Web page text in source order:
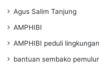
Agus Salim Tanjung
AMPHIBI
AMPHIBI peduli lingkungan
bantuan sembako